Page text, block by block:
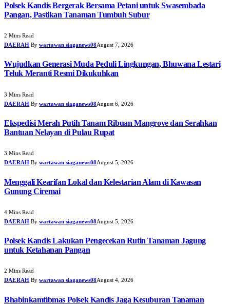
Polsek Kandis Bergerak Bersama Petani untuk Swasembada
Pangan, Pastikan Tanaman Tumbuh Subur
2 Mins Read
DAERAH By wartawan siaganews08August 7, 2026
Wujudkan Generasi Muda Peduli Lingkungan, Bhuwana Lestari
Teluk Meranti Resmi Dikukuhkan
3 Mins Read
DAERAH By wartawan siaganews08August 6, 2026
Ekspedisi Merah Putih Tanam Ribuan Mangrove dan Serahkan
Bantuan Nelayan di Pulau Rupat
3 Mins Read
DAERAH By wartawan siaganews08August 5, 2026
Menggali Kearifan Lokal dan Kelestarian Alam di Kawasan
Gunung Ciremai
4 Mins Read
DAERAH By wartawan siaganews08August 5, 2026
Polsek Kandis Lakukan Pengecekan Rutin Tanaman Jagung
untuk Ketahanan Pangan
2 Mins Read
DAERAH By wartawan siaganews08August 4, 2026
Bhabinkamtibmas Polsek Kandis Jaga Kesuburan Tanaman